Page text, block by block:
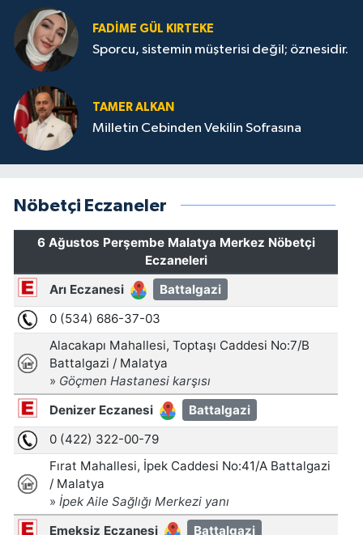
FADIME GÜL KIRTEKE
Sporcu, sistemin müşterisi değil; öznesidir.
TAMER ALKAN
Milletin Cebinden Vekilin Sofrasına
Nöbetçi Eczaneler